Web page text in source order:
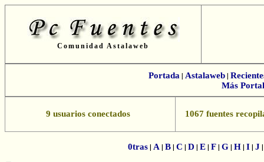
Comunidad Astalaweb
Portada| Astalaweb|
Más
9 usuarios conectados 1067 fuentes
0tras| A | B| C | D | E| F| G| H| I| J